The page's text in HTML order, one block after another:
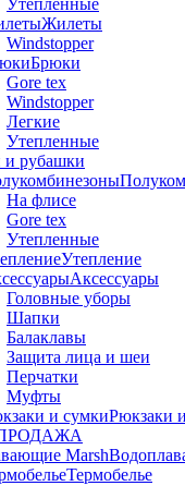
Утепленные
Жилеты
Windstopper
Брюки
Gore tex
Windstopper
Легкие
Утепленные
и рубашки
На флисе
Gore tex
Утепленные
Утепление
Аксессуары
Головные уборы
Шапки
Балаклавы
Защита лица и шеи
Перчатки
Муфты
Рюкзаки
Термобелье